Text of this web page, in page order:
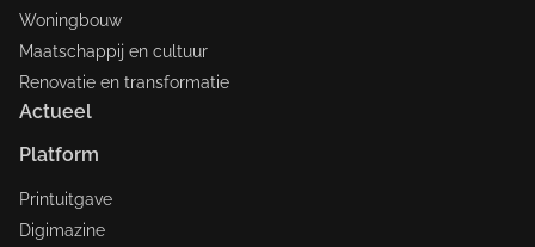
Woningbouw
Maatschappij en cultuur
Renovatie en transformatie
Actueel
Platform
Printuitgave
Digimazine